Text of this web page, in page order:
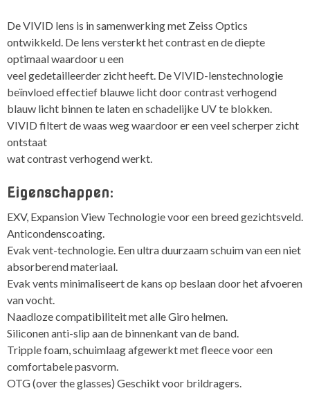
De VIVID lens is in samenwerking met Zeiss Optics
ontwikkeld. De lens versterkt het contrast en de diepte
optimaal waardoor u een
veel gedetailleerder zicht heeft. De VIVID-lenstechnologie
beïnvloed effectief blauwe licht door contrast verhogend
blauw licht binnen te laten en schadelijke UV te blokken.
VIVID filtert de waas weg waardoor er een veel scherper zicht
ontstaat
wat contrast verhogend werkt.
Eigenschappen:
EXV, Expansion View Technologie voor een breed gezichtsveld.
Anticondenscoating.
Evak vent-technologie. Een ultra duurzaam schuim van een niet
absorberend materiaal.
Evak vents minimaliseert de kans op beslaan door het afvoeren
van vocht.
Naadloze compatibiliteit met alle Giro helmen.
Siliconen anti-slip aan de binnenkant van de band.
Tripple foam, schuimlaag afgewerkt met fleece voor een
comfortabele pasvorm.
OTG (over the glasses) Geschikt voor brildragers.